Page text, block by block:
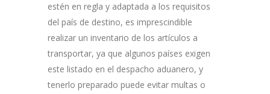
estén en regla y adaptada a los requisitos
del país de destino, es imprescindible
realizar un inventario de los artículos a
transportar, ya que algunos países exigen
este listado en el despacho aduanero, y
tenerlo preparado puede evitar multas o